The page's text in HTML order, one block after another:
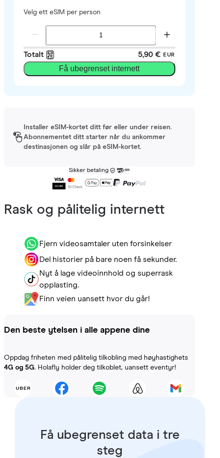
Velg ett eSIM per person
Totalt 5,90 € EUR
Få ubegrenset internett
Installer eSIM-kortet ditt før eller under reisen.
Abonnementet ditt starter når du ankommer
destinasjonen og slår på eSIM-kortet.
Sikker betaling
Rask og pålitelig internett
Fjern videosamtaler uten forsinkelser
Del historier på bare noen få sekunder.
Nyt å lage videoinnhold og superrask
opplasting.
Finn veien uansett hvor du går!
Den beste ytelsen i alle appene dine
Oppdag friheten med pålitelig tilkobling med høyhastighets
4G og 5G. Holafly holder deg tilkoblet, uansett eventyr!
Få ubegrenset data i tre
steg